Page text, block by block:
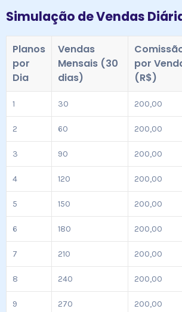
Simulação de Vendas
Planos
por
Dia
Vendas
Mensais (30
dias)
por
(R$)
1 30 200,00
2 60 200,00
3 90 200,00
4 120 200,00
5 150 200,00
6 180 200,00
7 210 200,00
8 240 200,00
9 270 200,00